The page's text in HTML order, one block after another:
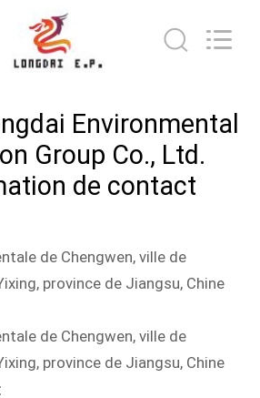
Environmental
Group Co., Ltd.
de contact
de Chengwen, ville de
province de Jiangsu, Chine
de Chengwen, ville de
province de Jiangsu, Chine